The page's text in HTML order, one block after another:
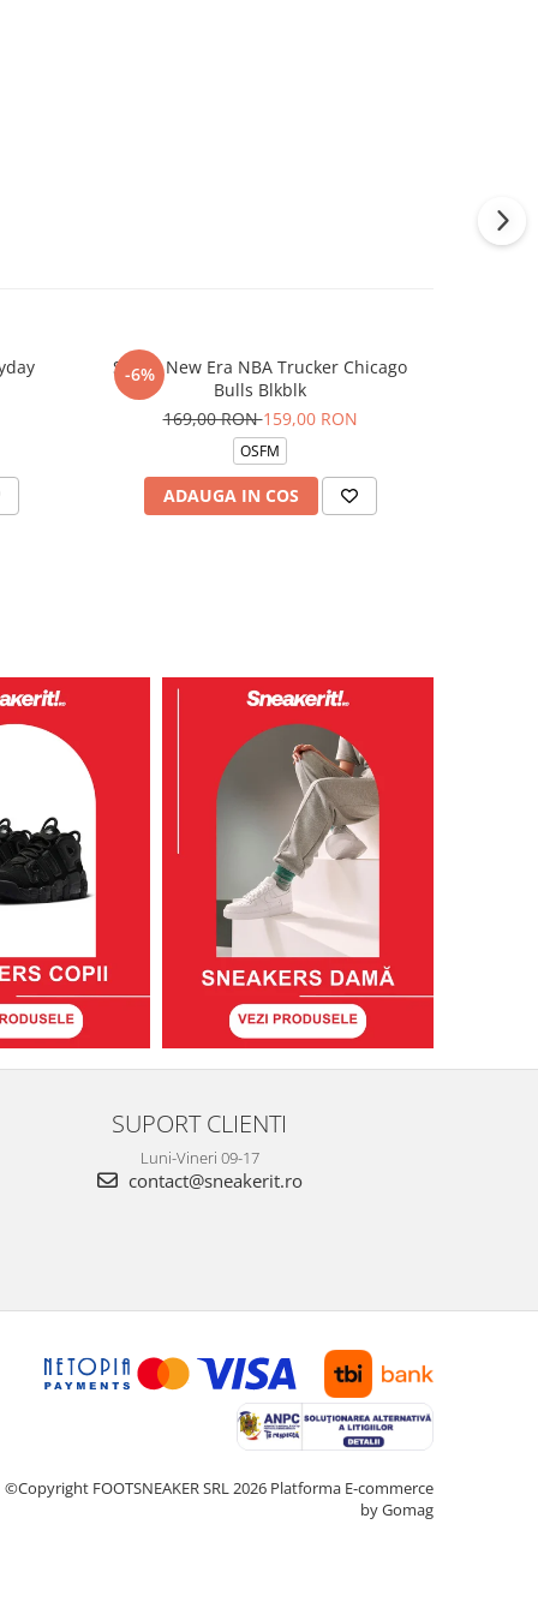
-6%
Sapca New Era NBA Trucker Chicago
Bulls Blkblk
169,00 RON159,00 RON
OSFM
ADAUGA IN COS
SUPORT CLIENTI
Luni-Vineri 09-17
contact@sneakerit.ro
©Copyright FOOTSNEAKER SRL 2026 Platforma E-commerce
by Gomag